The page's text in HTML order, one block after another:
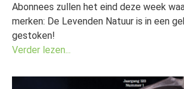
Abonnees zullen het eind deze week
merken: De Levenden Natuur is in een
gestoken!
Verder lezen...